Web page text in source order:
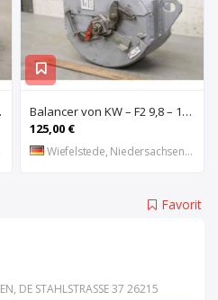
Balancer von KW – F2 9,8 – 17,6 kg Traglast
125,00 €
Wiefelstede, Niedersachsen, DE
Favorit
DE STAHLSTRASSE 37 26215